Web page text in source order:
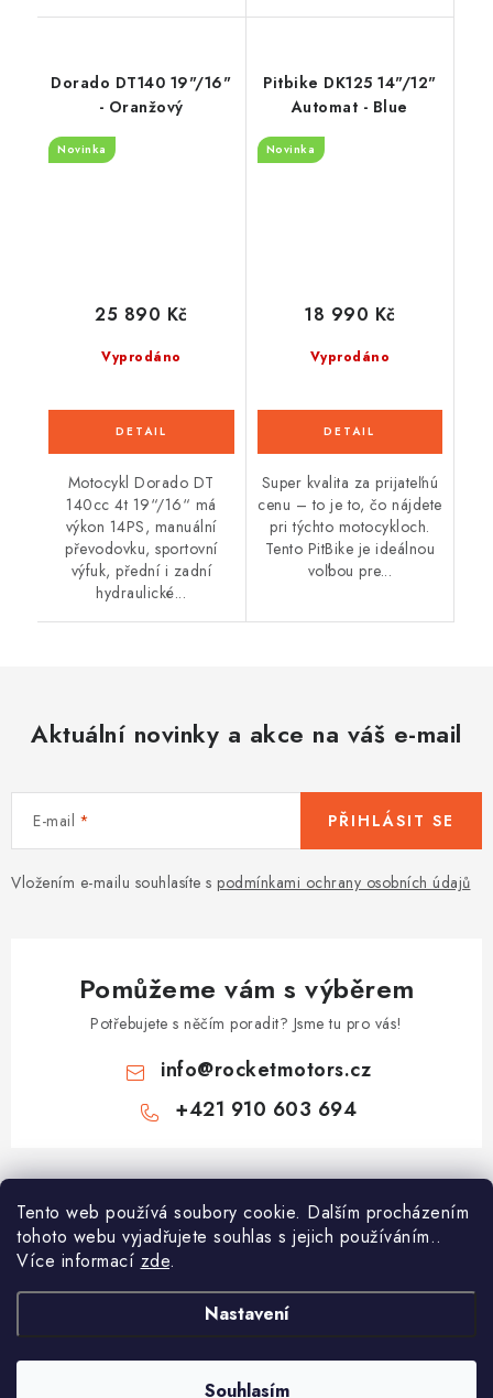
Tento web používá soubory cookie. Dalším procházením
tohoto webu vyjadřujete souhlas s jejich používáním..
Více informací zde.
Nastavení
Souhlasím
Dorado DT140 19"/16"
- Oranžový
Novinka
Vyprodáno
25 890 Kč
Motocykl Dorado DT
140cc 4t 19“/16“ má
výkon 14PS, manuální
převodovku, sportovní
výfuk, přední i zadní
hydraulické...
Pitbike DK125 14"/12"
Automat - Blue
Novinka
Vyprodáno
18 990 Kč
Super kvalita za prijateľnú
cenu – to je to, čo nájdete
pri týchto motocykloch.
Tento PitBike je ideálnou
voľbou pre...
Aktuální novinky a akce na váš e-mail
E-mail
Vložením e-mailu souhlasíte s podmínkami ochrany osobních údajů
PŘIHLÁSIT SE
Pomůžeme vám s výběrem
Potřebujete s něčím poradit? Jsme tu pro vás!
info@rocketmotors.cz
+421 910 603 694
Z
á
Najdete nás
Informace pro vás
Dětské čtyřkolky
ROCKETMOTORS.cz. Všechna práva vyhrazena.